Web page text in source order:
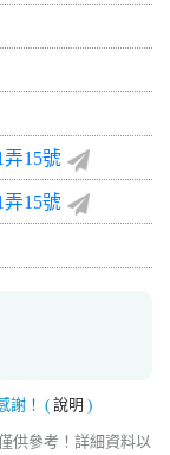
15號
15號
謝！ ( 說明 )
供參考！詳細資料以